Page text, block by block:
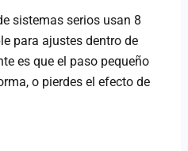
sistemas serios usan 8
para ajustes dentro de
es que el paso pequeño
o pierdes el efecto de